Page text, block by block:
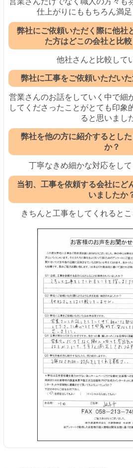
仕上がりにももちろん満足
弊社にご依頼いただく際に他社
た方はどこの会社と比
他社さんと比較して
弊社に工事をご依頼いただい
営業さんのお話をしていく中で細
してくださったことがとても印象
ると思いまし
弊社を他の方に紹介するとし
か？
丁寧なきめ細かな対応をして
当初、工事を依頼する会社にど
いましたか
きちんと工事をしてくれるとこ